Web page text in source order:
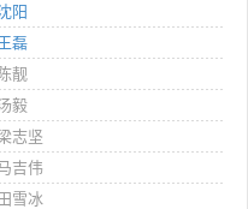
阳
磊
陈靓
毅
志坚
吉伟
田雪冰